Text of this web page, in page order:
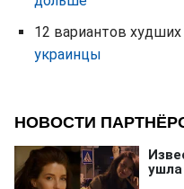
12 вариантов худших
украинцы